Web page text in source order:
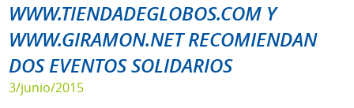
WWW.TIENDADEGLOBOS.COM Y
WWW.GIRAMON.NET RECOMIENDAN
DOS EVENTOS SOLIDARIOS
3/junio/2015